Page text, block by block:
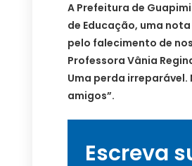
A Prefeitura de
de Educação, uma
pelo falecimento de
Professora Vânia
Uma perda
amigos”.
Escreva